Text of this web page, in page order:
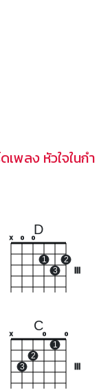
พลง หัวใจในกำ
D
x o o
1
3
2
C
x
3
2
o
1
o